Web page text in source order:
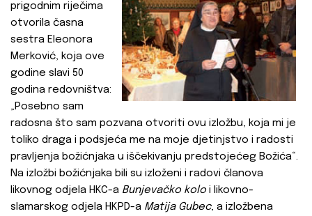
prigodnim riječima
otvorila časna
sestra Eleonora
Merković, koja ove
godine slavi 50
godina redovništva:
„Posebno sam
radosna što sam pozvana otvoriti ovu izložbu, koja mi je
toliko draga i podsjeća me na moje djetinjstvo i radosti
pravljenja božićnjaka u iščekivanju predstojećeg Božića“.
Na izložbi božićnjaka bili su izloženi i radovi članova
likovnog odjela HKC-a Bunjevačko kolo i likovno-
slamarskog odjela HKPD-a Matija Gubec, a izložbena